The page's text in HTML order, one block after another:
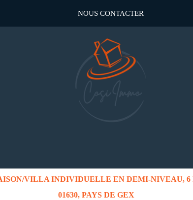
NOUS CONTACTER
VILLA INDIVIDUELLE EN DEMI-NIVEAU, 6
01630, PAYS DE GEX